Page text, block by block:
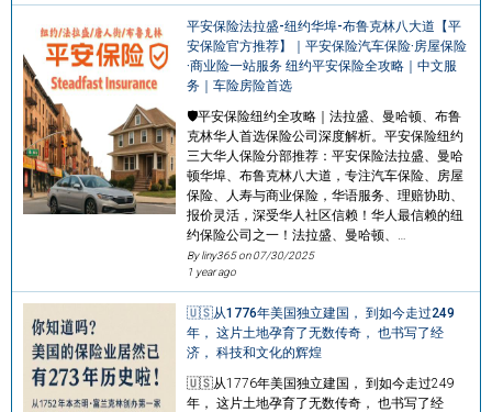
平安保险法拉盛-纽约华埠-布鲁克林八大道【平
安保险官方推荐】｜平安保险汽车保险·房屋保险
·商业险一站服务 纽约平安保险全攻略｜中文服
务｜车险房险首选
🛡️平安保险纽约全攻略｜法拉盛、曼哈顿、布鲁
克林华人首选保险公司深度解析。平安保险纽约
三大华人保险分部推荐：平安保险法拉盛、曼哈
顿华埠、布鲁克林八大道，专注汽车保险、房屋
保险、人寿与商业保险，华语服务、理赔协助、
报价灵活，深受华人社区信赖！华人最信赖的纽
约保险公司之一！法拉盛、曼哈顿、…
By liny365 on07/30/2025
1 year ago
🇺🇸从1776年美国独立建国， 到如今走过249
年， 这片土地孕育了无数传奇， 也书写了经
济， 科技和文化的辉煌
🇺🇸从1776年美国独立建国， 到如今走过249
年， 这片土地孕育了无数传奇， 也书写了经